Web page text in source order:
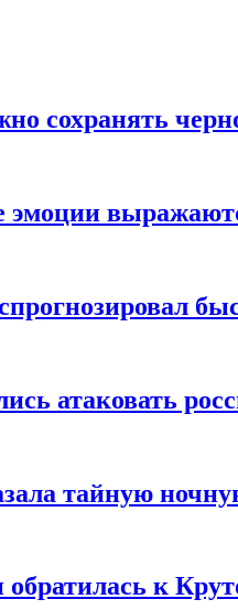
сохранять
эмоции
атаковать
тайную
к